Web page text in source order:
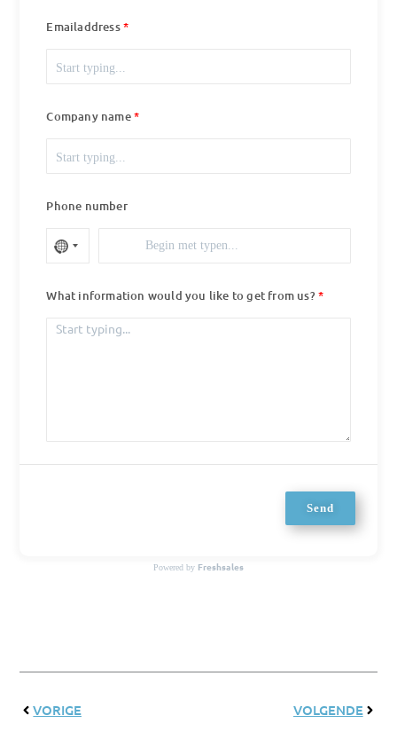
Emailaddress
Company name
Phone number
What information would you like to get from us?
Send
Powered by Freshsales
VORIGE
VOLGENDE